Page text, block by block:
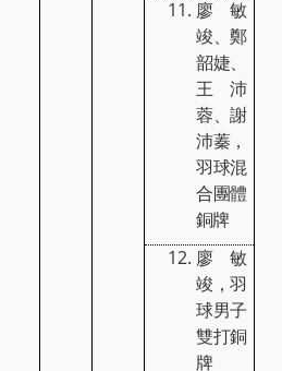
廖敏
竣、鄭
韶婕、
王沛
蓉、謝
沛蓁，
羽球混
合團體
銅牌
廖敏
竣，羽
球男子
雙打銅
牌